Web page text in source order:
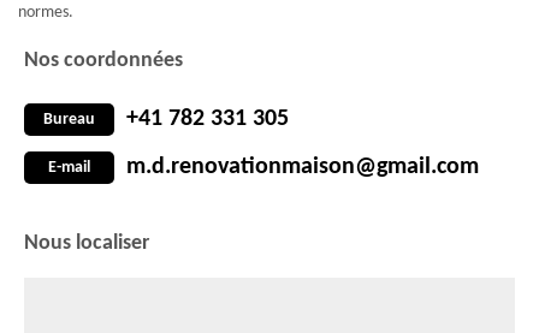
normes.
Nos coordonnées
Bureau +41 782 331 305
E-mail m.d.renovationmaison@gmail.com
Nous localiser